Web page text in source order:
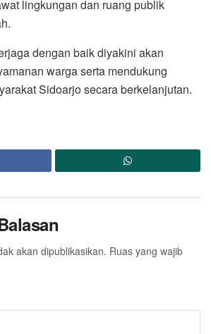
lingkungan dan ruang publik
dengan baik diyakini akan
warga serta mendukung
Sidoarjo secara berkelanjutan.
akan dipublikasikan. Ruas yang wajib